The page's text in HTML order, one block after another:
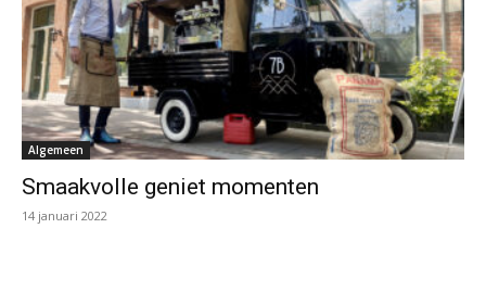
Algemeen
Smaakvolle geniet momenten
14 januari 2022